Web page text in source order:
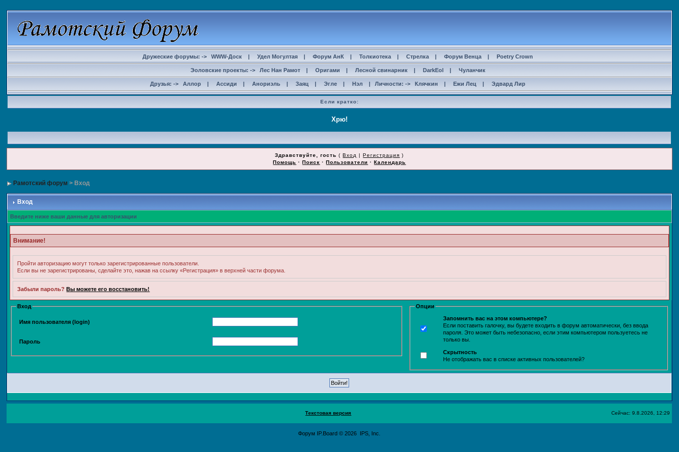
Дружеские форумы: -> WWW-Доск | Удел Могултая | Форум АнК | Толкиотека | Стрелка | Форум Венца | Poetry Crown
Эоловские проекты: -> Лес Нан Рамот | Оригами | Лесной свинарник | DarkEol | Чуланчик
Друзья: -> Аллор | Ассиди | Анориэль | Заяц | Эгле | Нэл | Личности: -> Клячкин | Ежи Лец | Эдвард Лир
Если кратко:
Здравствуйте, гость (Вход |Регистрация )
Помощь ·Поиск ·Пользователи ·Календарь
Рамотский форум > Вход
Вход
Введите ниже ваши данные для авторизации
Внимание!
Пройти авторизацию могут только зарегистрированные пользователи.
Если вы не зарегистрированы, сделайте это, нажав на ссылку «Регистрация» в верхней части форума.
Забыли пароль?Вы можете его восстановить!
Вход
Имя пользователя (login)
Пароль
Опции
Запомнить вас на этом компьютере?
Если поставить галочку, вы будете входить в форум автоматически, без ввода
пароля. Это может быть небезопасно, если этим компьютером пользуетесь не
только вы.
Скрытность
Не отображать вас в списке активных пользователей?
Текстовая версия Сейчас: 9.8.2026, 12:29
Форум IP.Board © 2026 IPS, Inc